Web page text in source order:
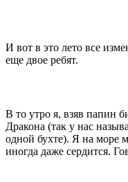
И вот в это лето все
еще двое ребят.
В то утро я, взяв папин
Дракона (так у нас
одной бухте). Я на море
иногда даже сердится.